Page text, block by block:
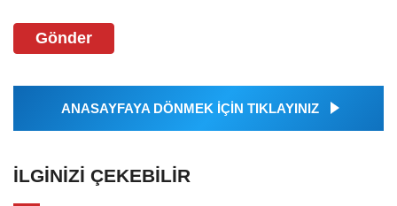
Gönder
ANASAYFAYA DÖNMEK İÇİN TIKLAYINIZ
İLGINIZI ÇEKEBILIR